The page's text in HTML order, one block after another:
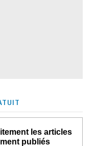
les articles
publiés